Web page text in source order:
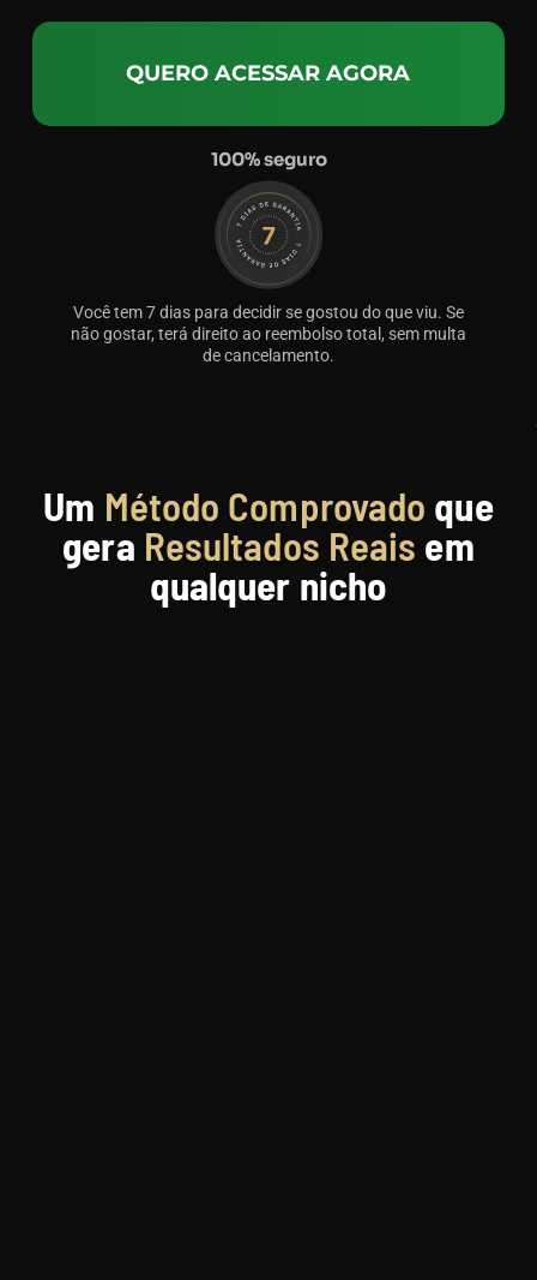
QUERO ACESSAR AGORA
100% seguro
Você tem 7 dias para decidir se gostou do que viu. Se
não gostar, terá direito ao reembolso total, sem multa
de cancelamento.
Um Método Comprovado que
gera Resultados Reais em
qualquer nicho